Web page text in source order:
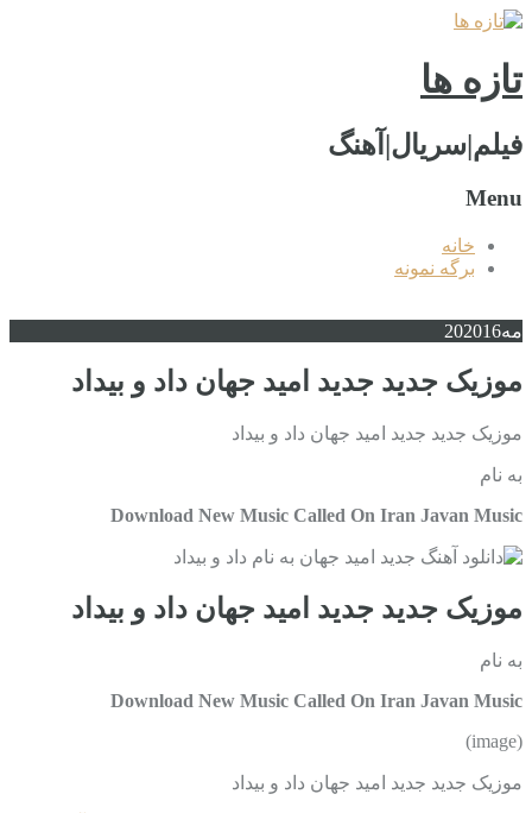
تازه ها
فیلم|سریال|آهنگ
Menu
خانه
برگه نمونه
مه 202016
موزیک جدید جديد امید جهان داد و بیداد
موزیک جدید جديد امید جهان داد و بیداد
به نام
Download New Music Called On Iran Javan Music
موزیک جدید جديد امید جهان داد و بیداد
به نام
Download New Music Called On Iran Javan Music
(image)
موزیک جدید جديد امید جهان داد و بیداد